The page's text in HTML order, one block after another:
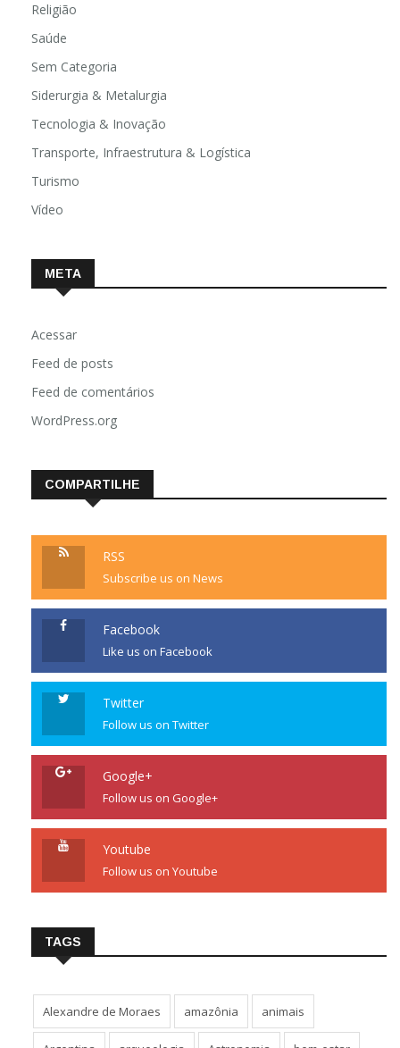
Religião
Saúde
Sem Categoria
Siderurgia & Metalurgia
Tecnologia & Inovação
Transporte, Infraestrutura & Logística
Turismo
Vídeo
META
Acessar
Feed de posts
Feed de comentários
WordPress.org
COMPARTILHE
RSS
Subscribe us on News
Facebook
Like us on Facebook
Twitter
Follow us on Twitter
Google+
Follow us on Google+
Youtube
Follow us on Youtube
TAGS
Alexandre de Moraes amazônia animais